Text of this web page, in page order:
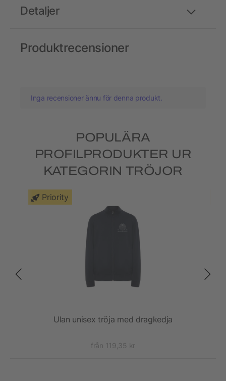
Detaljer
Produktrecensioner
Inga recensioner ännu för denna produkt.
POPULÄRA
PROFILPRODUKTER UR
KATEGORIN TRÖJOR
Priority
Ulan unisex tröja med dragkedja
från 119,35 kr